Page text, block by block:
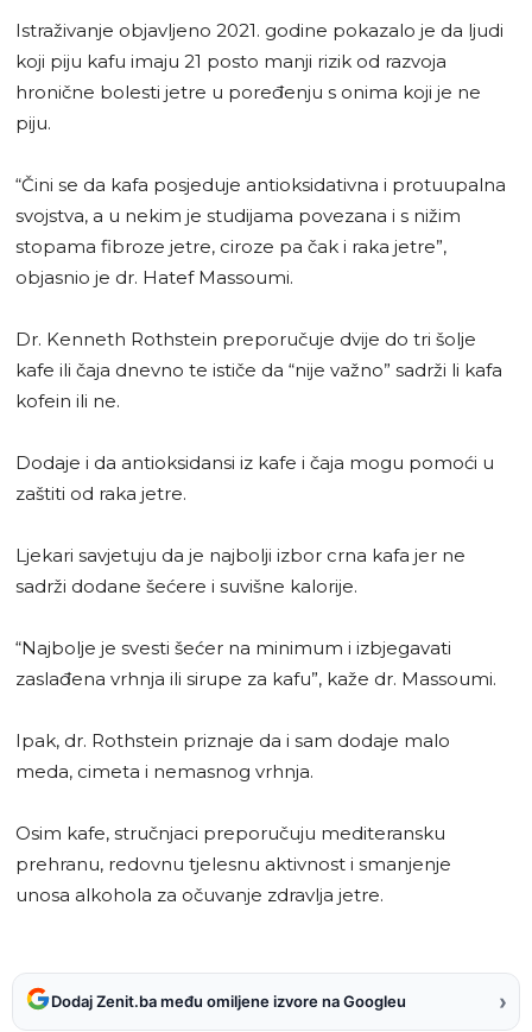
Istraživanje objavljeno 2021. godine pokazalo je da ljudi
koji piju kafu imaju 21 posto manji rizik od razvoja
hronične bolesti jetre u poređenju s onima koji je ne
piju.
“Čini se da kafa posjeduje antioksidativna i protuupalna
svojstva, a u nekim je studijama povezana i s nižim
stopama fibroze jetre, ciroze pa čak i raka jetre”,
objasnio je dr. Hatef Massoumi.
Dr. Kenneth Rothstein preporučuje dvije do tri šolje
kafe ili čaja dnevno te ističe da “nije važno” sadrži li kafa
kofein ili ne.
Dodaje i da antioksidansi iz kafe i čaja mogu pomoći u
zaštiti od raka jetre.
Ljekari savjetuju da je najbolji izbor crna kafa jer ne
sadrži dodane šećere i suvišne kalorije.
“Najbolje je svesti šećer na minimum i izbjegavati
zaslađena vrhnja ili sirupe za kafu”, kaže dr. Massoumi.
Ipak, dr. Rothstein priznaje da i sam dodaje malo
meda, cimeta i nemasnog vrhnja.
Osim kafe, stručnjaci preporučuju mediteransku
prehranu, redovnu tjelesnu aktivnost i smanjenje
unosa alkohola za očuvanje zdravlja jetre.
Dodaj Zenit.ba među omiljene izvore na Googleu ›